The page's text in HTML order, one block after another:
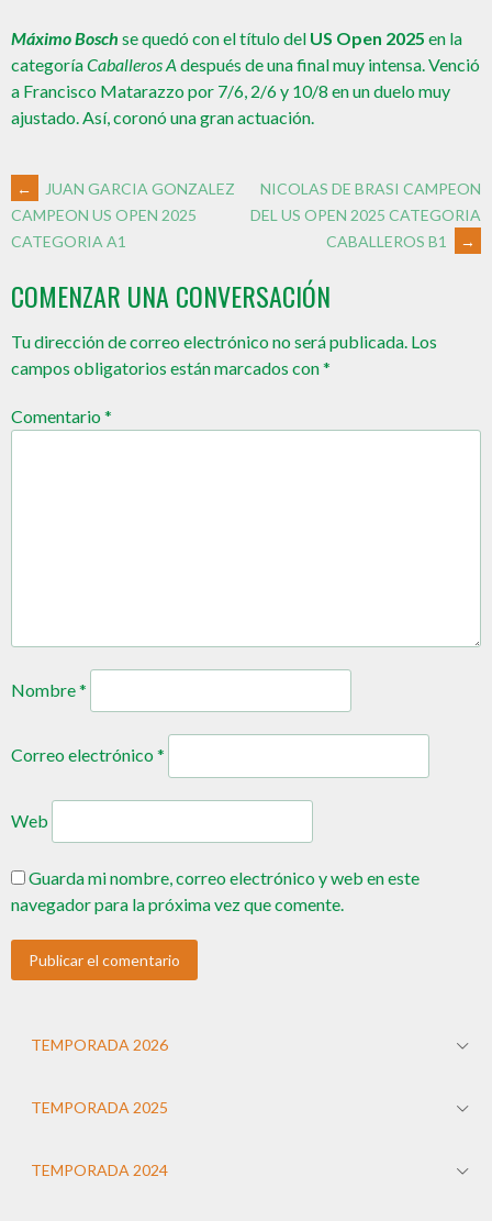
Máximo Bosch se quedó con el título del US Open 2025 en la
categoríaCaballeros A después de una final muy intensa. Venció
a Francisco Matarazzo por 7/6, 2/6 y 10/8 en un duelo muy
ajustado. Así, coronó una gran actuación.
←
JUAN GARCIA GONZALEZ
CAMPEON US OPEN 2025
CATEGORIA A1
NICOLAS DE BRASI CAMPEON
DEL US OPEN 2025 CATEGORIA
CABALLEROS B1
→
COMENZAR UNA CONVERSACIÓN
Tu dirección de correo electrónico no será publicada. Los
campos obligatorios están marcados con*
Comentario*
Nombre*
Correo electrónico*
Web
Guarda mi nombre, correo electrónico y web en este
navegador para la próxima vez que comente.
TEMPORADA 2026
TEMPORADA 2025
TEMPORADA 2024